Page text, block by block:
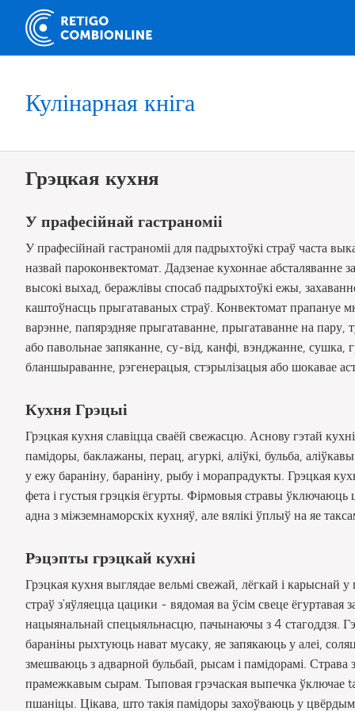
Кулінарная кніга
Грэцкая кухня
У прафесійнай гастраноміі
У прафесійнай гастраноміі для падрыхтоўкі страў часта
назвай пароконвектомат. Дадзенае кухоннае
высокі выхад, беражлівы спосаб падрыхтоўкі ежы,
каштоўнасць прыгатаваных страў. Конвектомат прапануе
варэнне, папярэдняе прыгатаванне, прыгатаванне на пару,
або павольнае запяканне, су-від, канфі, вэнджанне, сушка,
бланшыраванне, рэгенерацыя, стэрылізацыя або шокавае
Кухня Грэцыі
Грэцкая кухня славіцца сваёй свежасцю. Аснову гэтай
памідоры, баклажаны, перац, агуркі, аліўкі, бульба,
у ежу бараніну, бараніну, рыбу і морапрадукты. Грэцкая
фета і густыя грэцкія ёгурты. Фірмовыя стравы ўключаюць
адна з міжземнаморскіх кухняў, але вялікі ўплыў на яе
Рэцэпты грэцкай кухні
Грэцкая кухня выглядае вельмі свежай, лёгкай і
страў з'яўляецца цацики - вядомая ва ўсім свеце ёгуртавая
нацыянальнай спецыяльнасцю, пачынаючы з 4 стагоддзя.
бараніны рыхтуюць нават мусаку, яе запякаюць у алеі,
змешваюць з адварной бульбай, рысам і памідорамі. Страва
прамежкавым сырам. Тыповая грэчаская выпечка ўключае
пшаніцы. Цікава, што такія памідоры захоўваюць у